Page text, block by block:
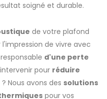
soigné et durable.
de votre plafond
de vivre avec
d'une perte
pour réduire
? Nous avons des solutions
pour vos